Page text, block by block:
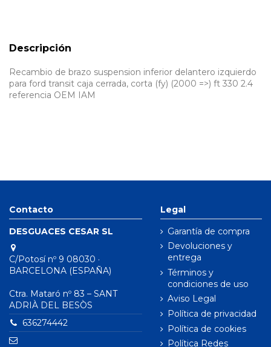
Descripción
Recambio de brazo suspension inferior delantero izquierdo
para ford transit caja cerrada, corta (fy) (2000 =>) ft 330 2.4
referencia OEM IAM
Contacto
DESGUACES CESAR SL
C/Potosí nº 9 08030 ·
BARCELONA (ESPAÑA)
Ctra. Mataró nº 83 – SANT
ADRIÀ DEL BESÒS
636274442
Legal
Garantía de compra
Devoluciones y
entrega
Términos y
condiciones de uso
Aviso Legal
Política de privacidad
Política de cookies
Política Redes